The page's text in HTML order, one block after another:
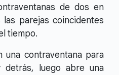
de dos en
parejas coincidentes
tiempo.
una contraventana para
luego abre una